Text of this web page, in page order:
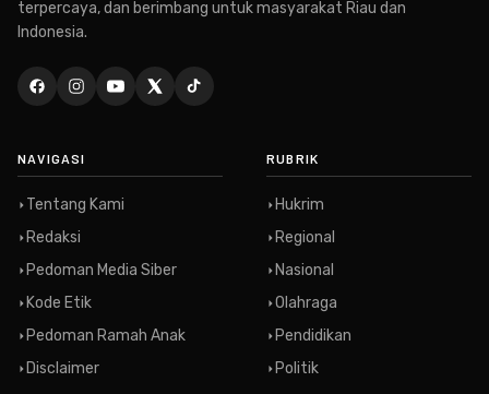
terpercaya, dan berimbang untuk masyarakat Riau dan
Indonesia.
NAVIGASI
Tentang Kami
Redaksi
Pedoman Media Siber
Kode Etik
Pedoman Ramah Anak
Disclaimer
RUBRIK
Hukrim
Regional
Nasional
Olahraga
Pendidikan
Politik